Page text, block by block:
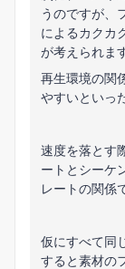
うのですが、
によるカクカ
が考えられま
再生環境の関
やすいといっ
速度を落とす
ートとシーケ
レートの関係
仮にすべて同
すると素材の